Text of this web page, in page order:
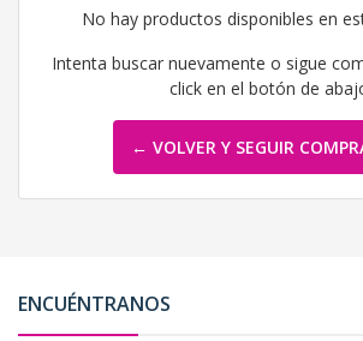
No hay productos disponibles en
Intenta buscar nuevamente o sigue
click en el botón de
← VOLVER Y SEGUIR
ENCUÉNTRANOS